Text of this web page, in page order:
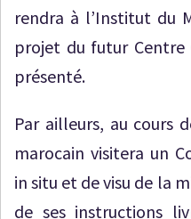
rendra à l’Institut du
projet du futur
présenté.
Par ailleurs, au cours
marocain visitera un
in situ et de visu de la
de ses instructions